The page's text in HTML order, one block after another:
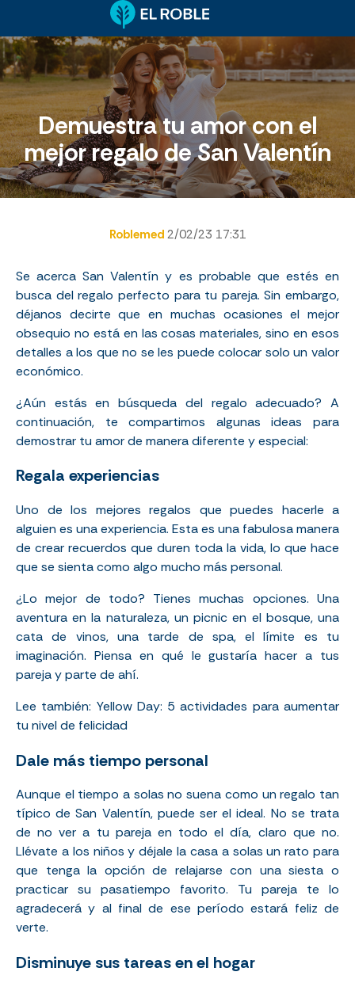
Demuestra tu amor con el
mejor regalo de San Valentín
Roblemed 2/02/23 17:31
Se acerca San Valentín y es probable que estés en
busca del regalo perfecto para tu pareja. Sin embargo,
déjanos decirte que en muchas ocasiones el mejor
obsequio no está en las cosas materiales, sino en esos
detalles a los que no se les puede colocar solo un valor
económico.
¿Aún estás en búsqueda del regalo adecuado? A
continuación, te compartimos algunas ideas para
demostrar tu amor de manera diferente y especial:
Regala experiencias
Uno de los mejores regalos que puedes hacerle a
alguien es una experiencia. Esta es una fabulosa manera
de crear recuerdos que duren toda la vida, lo que hace
que se sienta como algo mucho más personal.
¿Lo mejor de todo? Tienes muchas opciones. Una
aventura en la naturaleza, un picnic en el bosque, una
cata de vinos, una tarde de spa, el límite es tu
imaginación. Piensa en qué le gustaría hacer a tus
pareja y parte de ahí.
Lee también: Yellow Day: 5 actividades para aumentar
tu nivel de felicidad
Dale más tiempo personal
Aunque el tiempo a solas no suena como un regalo tan
típico de San Valentín, puede ser el ideal. No se trata
de no ver a tu pareja en todo el día, claro que no.
Llévate a los niños y déjale la casa a solas un rato para
que tenga la opción de relajarse con una siesta o
practicar su pasatiempo favorito. Tu pareja te lo
agradecerá y al final de ese período estará feliz de
verte.
Disminuye sus tareas en el hogar